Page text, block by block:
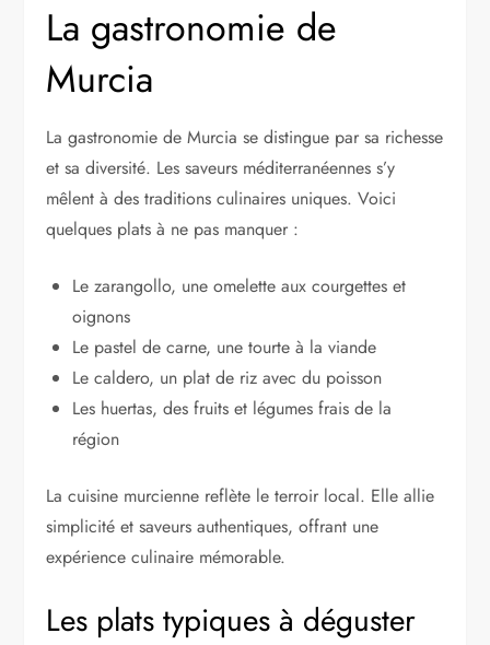
La gastronomie de
Murcia
La gastronomie de Murcia se distingue par sa richesse
et sa diversité. Les saveurs méditerranéennes s’y
mêlent à des traditions culinaires uniques. Voici
quelques plats à ne pas manquer :
Le zarangollo, une omelette aux courgettes et
oignons
Le pastel de carne, une tourte à la viande
Le caldero, un plat de riz avec du poisson
Les huertas, des fruits et légumes frais de la
région
La cuisine murcienne reflète le terroir local. Elle allie
simplicité et saveurs authentiques, offrant une
expérience culinaire mémorable.
Les plats typiques à déguster